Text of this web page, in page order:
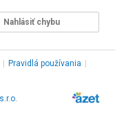
Nahlásiť chybu
Pravidlá používania